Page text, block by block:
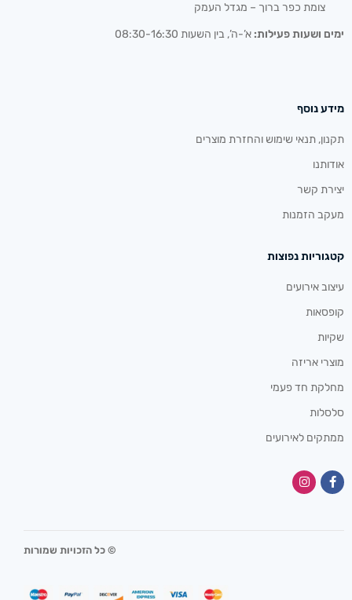
צומת כפר ברוך – מגדל העמק
ימים ושעות פעילות: א’-ה’, בין השעות 08:30-16:30
מידע נוסף
תקנון, תנאי שימוש והחזרת מוצרים
אודותנו
יצירת קשר
מעקב הזמנות
קטגוריות נפוצות
עיצוב אירועים
קופסאות
שקיות
מוצרי אריזה
מחלקת חד פעמי
סלסלות
ממתקים לאירועים
© כל הזכויות שמורות